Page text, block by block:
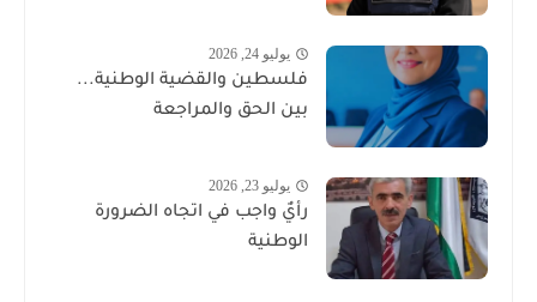
يوليو 24, 2026
فلسطين والقضية الوطنية...
بين الحق والمراجعة
يوليو 23, 2026
رأيٌ واجب في اتجاه الضرورة
الوطنية